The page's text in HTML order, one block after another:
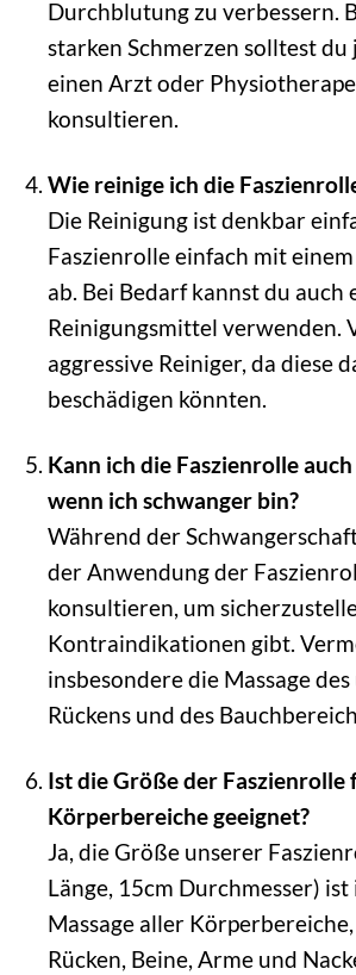
Durchblutung zu verbessern.
starken Schmerzen solltest
einen Arzt oder
konsultieren.
Wie reinige ich die
Die Reinigung ist denkbar
Faszienrolle einfach mit
ab. Bei Bedarf kannst du auch
Reinigungsmittel verwenden.
aggressive Reiniger, da diese
beschädigen könnten.
Kann ich die Faszienrolle
wenn ich schwanger bin?
Während der
der Anwendung der
konsultieren, um
Kontraindikationen gibt.
insbesondere die Massage
Rückens und des
Ist die Größe der Faszienrolle
Körperbereiche geeignet?
Ja, die Größe unserer
Länge, 15cm Durchmesser)
Massage aller
Rücken, Beine, Arme und